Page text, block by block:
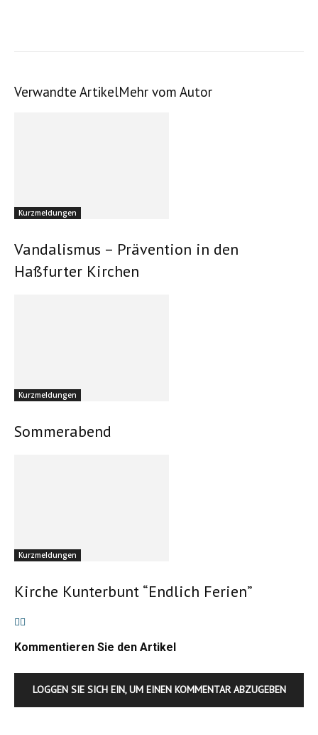
Verwandte ArtikelMehr vom Autor
Kurzmeldungen
Vandalismus – Prävention in den
Haßfurter Kirchen
Kurzmeldungen
Sommerabend
Kurzmeldungen
Kirche Kunterbunt “Endlich Ferien”
Kommentieren Sie den Artikel
LOGGEN SIE SICH EIN, UM EINEN KOMMENTAR ABZUGEBEN